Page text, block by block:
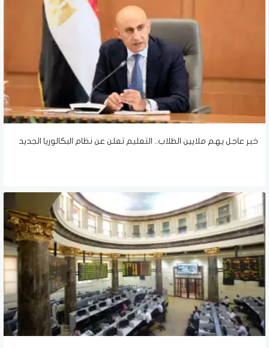
خبر عاجل يهم ملايين الطلاب.. التعليم تعلن عن نظام البكالوريا الجديد